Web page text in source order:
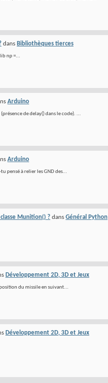
dans Bibliothèques tierces
np =...
Arduino
de delay() dans le code). ...
Arduino
pensé à relier les GND des...
Munition() ? dans Général Python
Développement 2D, 3D et Jeux
du missile en suivant...
Développement 2D, 3D et Jeux